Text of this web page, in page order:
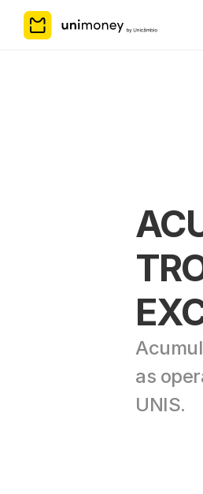
as
UNIS.